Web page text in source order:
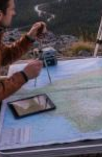
Il costo medio
terreno va
Vuoi sapere il prezzo
Ottieni
È